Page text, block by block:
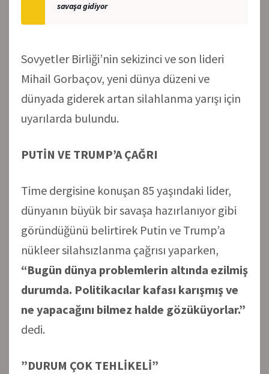
savaşa gidiyor
Sovyetler Birliği’nin sekizinci ve son lideri
Mihail Gorbaçov, yeni dünya düzeni ve
dünyada giderek artan silahlanma yarışı için
uyarılarda bulundu.
PUTİN VE TRUMP’A ÇAĞRI
Time dergisine konuşan 85 yaşındaki lider,
dünyanın büyük bir savaşa hazırlanıyor gibi
göründüğünü belirtirek Putin ve Trump’a
nükleer silahsızlanma çağrısı yaparken,
“Bugün dünya problemlerin altında ezilmiş
durumda. Politikacılar kafası karışmış ve
ne yapacağını bilmez halde gözüküyorlar.”
dedi.
”DURUM ÇOK TEHLİKELİ”